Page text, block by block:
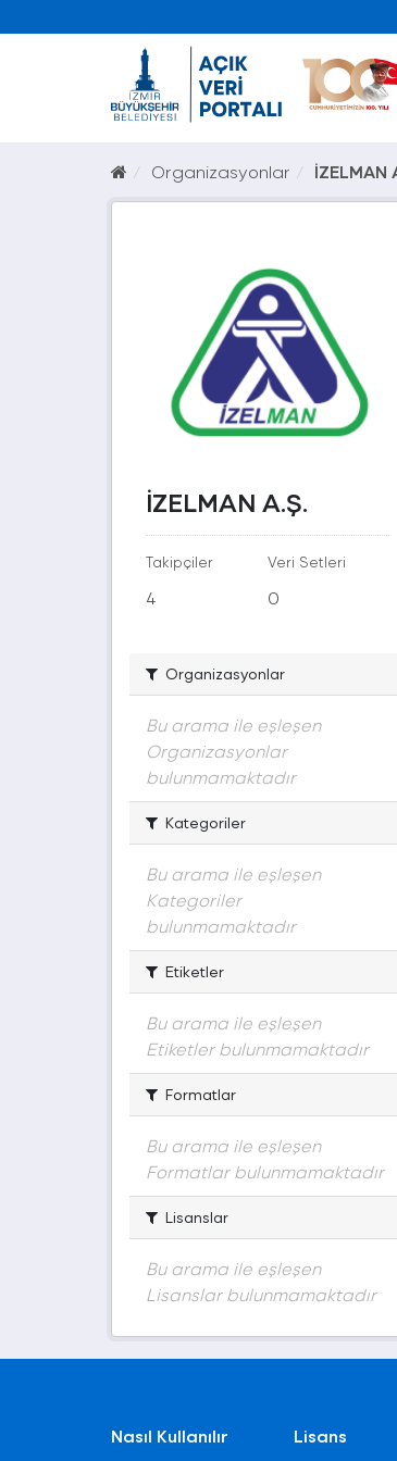
Organizasyonlar İZELMAN
İZELMAN A.Ş.
Takipçiler
4
Veri Setleri
0
Organizasyonlar
Bu arama ile eşleşen
Organizasyonlar
bulunmamaktadır
Kategoriler
Bu arama ile eşleşen
Kategoriler
bulunmamaktadır
Etiketler
Bu arama ile eşleşen
Etiketler bulunmamaktadır
Formatlar
Bu arama ile eşleşen
Formatlar bulunmamaktadır
Lisanslar
Bu arama ile eşleşen
Lisanslar bulunmamaktadır
Nasıl Kullanılır Lisans